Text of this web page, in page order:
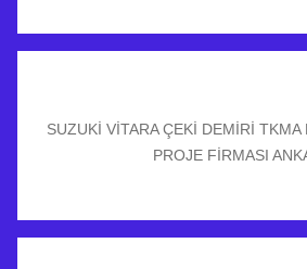
SUZUKİ VİTARA ÇEKİ DEMİRİ TKMA
PROJE FİRMASI